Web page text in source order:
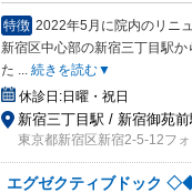
特徴 2022年5月に院内のリニ
新宿区中心部の新宿三丁目駅
た ... 続きを読む▼
休診日:日曜・祝日
新宿三丁目駅 / 新宿御苑
東京都新宿区新宿2-5-12フ
エグゼクティブドック